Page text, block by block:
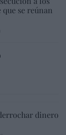
se reúnan
dinero